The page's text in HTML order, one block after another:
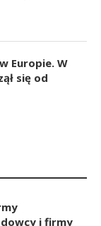
Europie. W
się od
i firmy